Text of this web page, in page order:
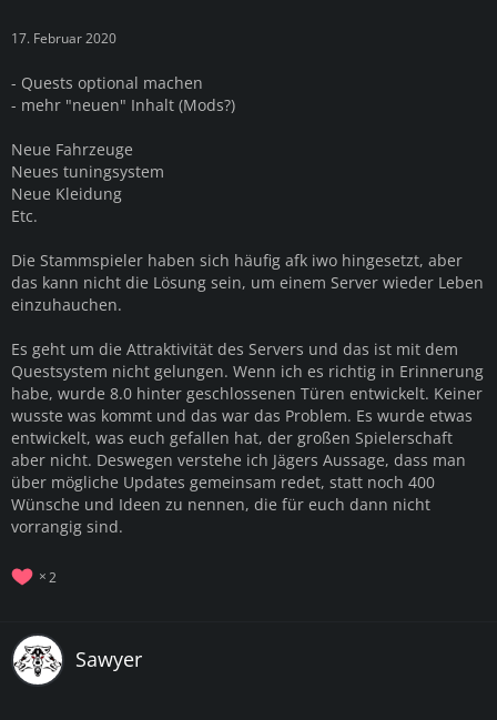
17. Februar 2020
- Quests optional machen
- mehr "neuen" Inhalt (Mods?)
Neue Fahrzeuge
Neues tuningsystem
Neue Kleidung
Etc.
Die Stammspieler haben sich häufig afk iwo hingesetzt, aber
das kann nicht die Lösung sein, um einem Server wieder Leben
einzuhauchen.
Es geht um die Attraktivität des Servers und das ist mit dem
Questsystem nicht gelungen. Wenn ich es richtig in Erinnerung
habe, wurde 8.0 hinter geschlossenen Türen entwickelt. Keiner
wusste was kommt und das war das Problem. Es wurde etwas
entwickelt, was euch gefallen hat, der großen Spielerschaft
aber nicht. Deswegen verstehe ich Jägers Aussage, dass man
über mögliche Updates gemeinsam redet, statt noch 400
Wünsche und Ideen zu nennen, die für euch dann nicht
vorrangig sind.
2
Sawyer